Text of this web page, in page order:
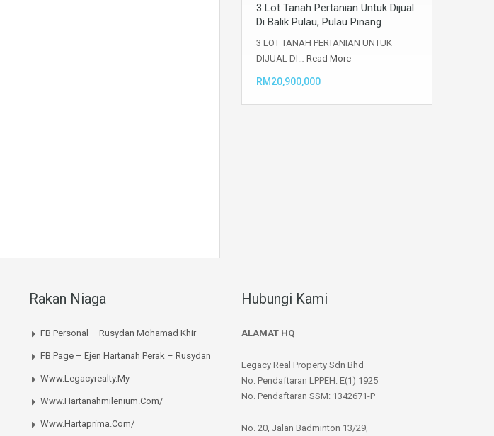
3 Lot Tanah Pertanian Untuk Dijual
Di Balik Pulau, Pulau Pinang
3 LOT TANAH PERTANIAN UNTUK
DIJUAL DI… Read More
RM20,900,000
Rakan Niaga
FB Personal – Rusydan Mohamad Khir
FB Page – Ejen Hartanah Perak – Rusydan
Www.legacyrealty.my
Www.hartanahmilenium.com/
Www.hartaprima.com/
Hubungi Kami
ALAMAT HQ
Legacy Real Property Sdn Bhd
No. Pendaftaran LPPEH: E(1) 1925
No. Pendaftaran SSM: 1342671-P
No. 20, Jalan Badminton 13/29,